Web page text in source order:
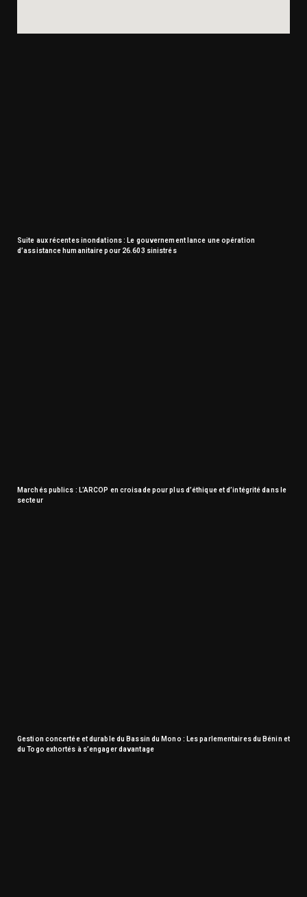
Suite aux récentes inondations : Le gouvernement lance une opération
d’assistance humanitaire pour 26.603 sinistrés
Marchés publics : L’ARCOP en croisade pour plus d’éthique et d’intégrité dans le
secteur
Gestion concertée et durable du Bassin du Mono : Les parlementaires du Bénin et
du Togo exhortés à s’engager davantage